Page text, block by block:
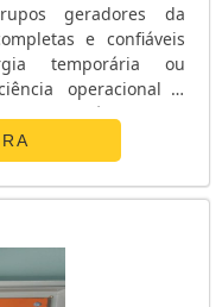
geradores da
e confiáveis
temporária ou
operacional e
Variadas: Locação
10 kVA até 2000 kVA,
energéticas.
dentro das normas